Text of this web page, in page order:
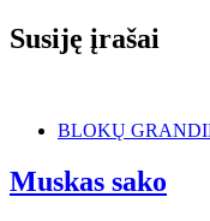
Susiję įrašai
BLOKŲ
Muskas sako